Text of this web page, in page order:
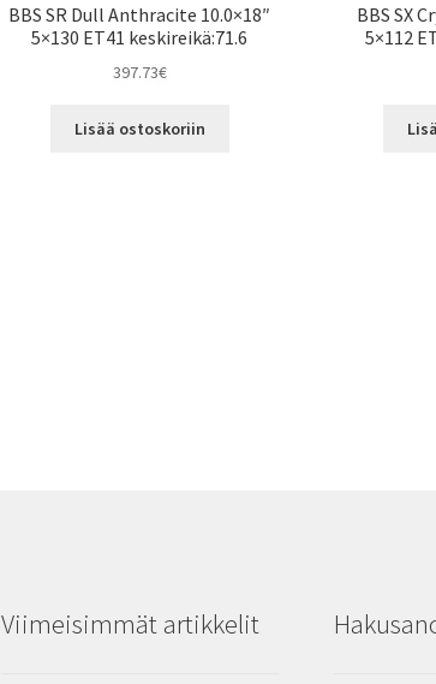
BBS SR Dull Anthracite 10.0×18″
5×130 ET41 keskireikä:71.6
397.73€
Lisää ostoskoriin
BBS SX
5×112
Viimeisimmät artikkelit